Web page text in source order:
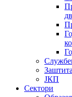
ЈКП
Сектори